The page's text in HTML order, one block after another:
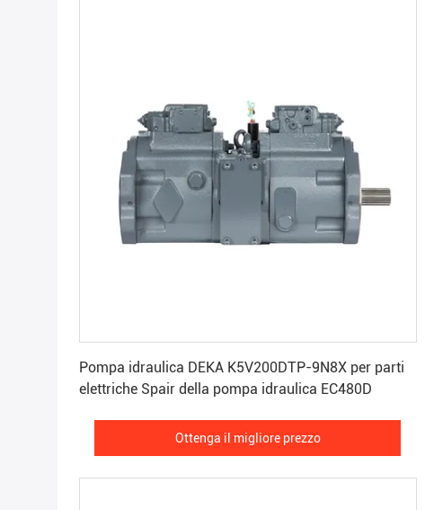
Pompa idraulica DEKA K5V200DTP-9N8X per parti
elettriche Spair della pompa idraulica EC480D
Ottenga il migliore prezzo